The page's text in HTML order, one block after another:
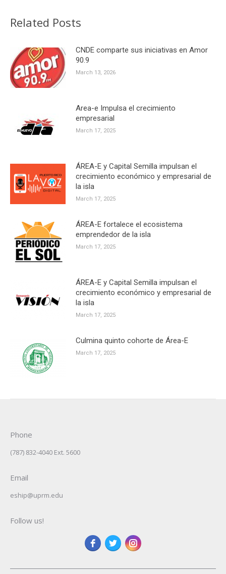
Related Posts
CNDE comparte sus iniciativas en Amor
90.9
March 13, 2026
Area-e Impulsa el crecimiento
empresarial
March 17, 2025
ÁREA-E y Capital Semilla impulsan el
crecimiento económico y empresarial de
la isla
March 17, 2025
ÁREA-E fortalece el ecosistema
emprendedor de la isla
March 17, 2025
ÁREA-E y Capital Semilla impulsan el
crecimiento económico y empresarial de
la isla
March 17, 2025
Culmina quinto cohorte de Área-E
March 17, 2025
Phone
(787) 832-4040 Ext. 5600
Email
eship@uprm.edu
Follow us!